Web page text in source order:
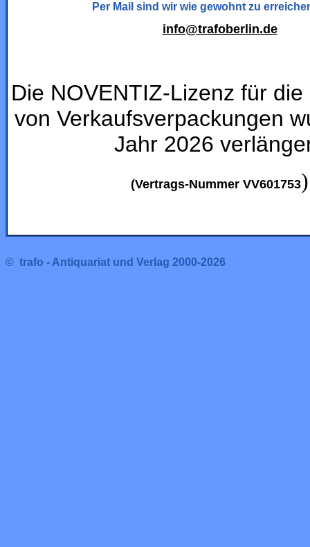
Per Mail sind wir wie gewohnt zu
info@trafoberlin.de
Die NOVENTIZ-Lizenz für
von Verkaufsverpackungen
Jahr 2026
(Vertrags-Nummer VV601753)
© trafo - Antiquariat und Verlag 2000-2026